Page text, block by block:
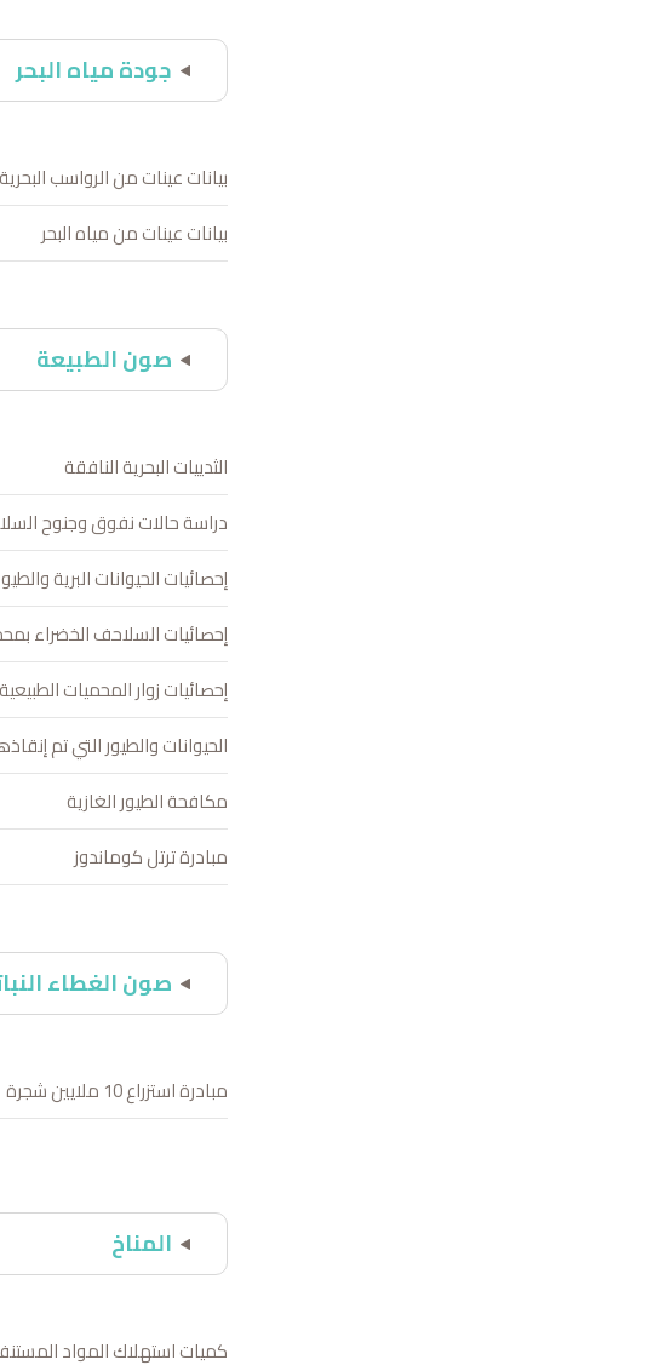
جودة مياه البحر
بيانات عينات من الرواسب البحرية
بيانات عينات من مياه البحر
صون الطبيعة
الثدييات البحرية النافقة
دراسة حالات نفوق وجنوح
إحصائيات الحيوانات البرية
إحصائيات السلاحف الخضراء
إحصائيات زوار المحميات الطبيعية
الحيوانات والطيور التي تم
مكافحة الطيور الغازية
مبادرة ترتل كوماندوز
صون الغطاء
مبادرة استزراع 10 ملايين شجرة
المناخ
كميات استهلاك المواد